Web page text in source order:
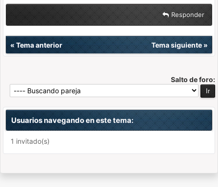
Responder
« Tema anterior Tema siguiente»
Salto de foro:
Usuarios navegando en este tema:
1 invitado(s)